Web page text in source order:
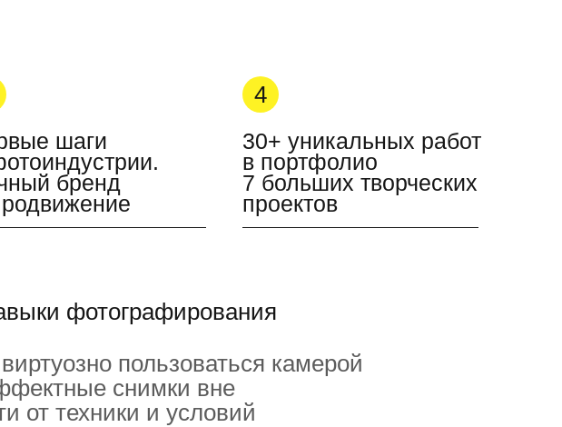
шаги
бренд
30+ уникальных работ
в портфолио
7 больших творческих
проектов
4
фотографирования
пользоваться камерой
снимки вне
от техники и условий